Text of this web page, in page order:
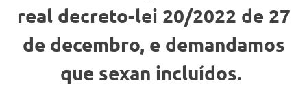
real decreto-lei 20/2022 de 27
de decembro, e demandamos
que sexan incluídos.